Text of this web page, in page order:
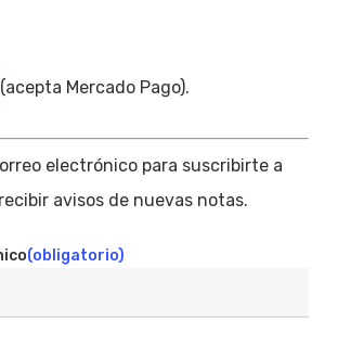
Mercado Pago).
electrónico para suscribirte a
avisos de nuevas notas.
(obligatorio)